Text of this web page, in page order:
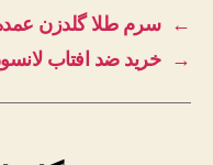
←
سرم طلا گلدزن
→
خرید ضد افتاب